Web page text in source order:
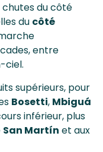
chutes du côté
du côté
entre
ciel.
supérieurs, pour
Bosetti, Mbiguá
inférieur, plus
San Martín et aux